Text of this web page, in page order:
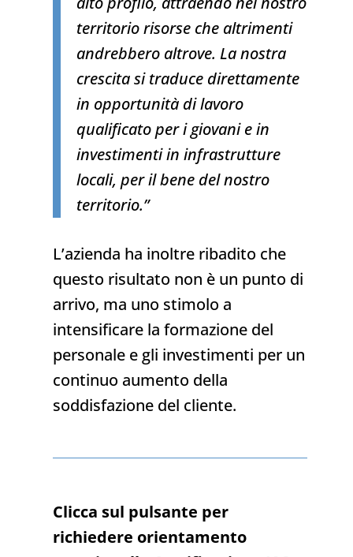
territorio risorse che altrimenti
andrebbero altrove. La nostra
crescita si traduce direttamente
in opportunità di lavoro
qualificato per i giovani e in
investimenti in infrastrutture
locali, per il bene del nostro
territorio.”
L’azienda ha inoltre ribadito che
questo risultato non è un punto di
arrivo, ma uno stimolo a
intensificare la formazione del
personale e gli investimenti per un
continuo aumento della
soddisfazione del cliente.
Clicca sul pulsante per
richiedere orientamento